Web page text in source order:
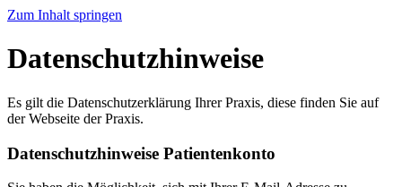
Zum Inhalt springen
Datenschutzhinweise
Es gilt die Datenschutzerklärung Ihrer Praxis, diese finden Sie auf
der Webseite der Praxis.
Datenschutzhinweise Patientenkonto